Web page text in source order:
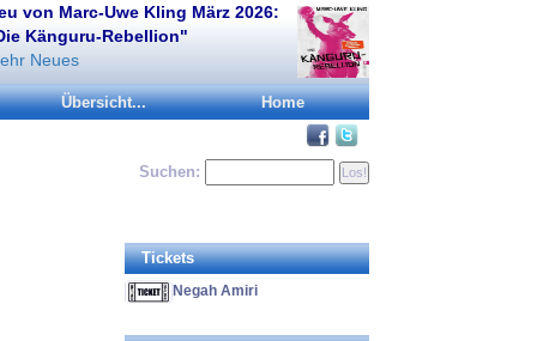
von Marc-Uwe Kling März 2026:
Känguru-Rebellion"
Neues
Übersicht... Home
Suchen:
Tickets
Negah Amiri